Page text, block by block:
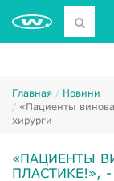
Главная
Новини
«Пациенты
хирурги
«ПАЦИЕНТЫ
ПЛАСТИКЕ!»,